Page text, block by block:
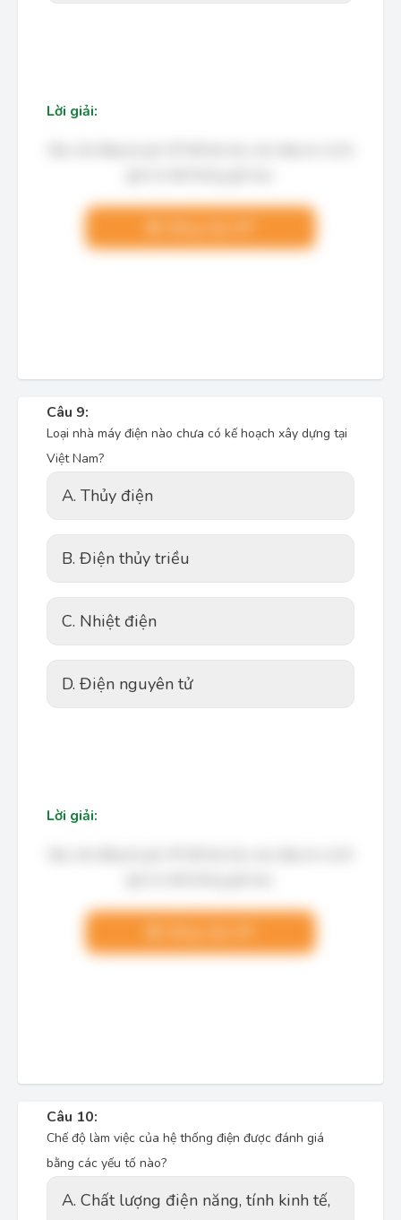
Lời giải:
Câu 9:
Loại nhà máy điện nào chưa có kế hoạch xây dựng tại
Việt Nam?
A. Thủy điện
B. Điện thủy triều
C. Nhiệt điện
D. Điện nguyên tử
Lời giải:
Câu 10:
Chế độ làm việc của hệ thống điện được đánh giá
bằng các yếu tố nào?
A. Chất lượng điện năng, tính kinh tế,